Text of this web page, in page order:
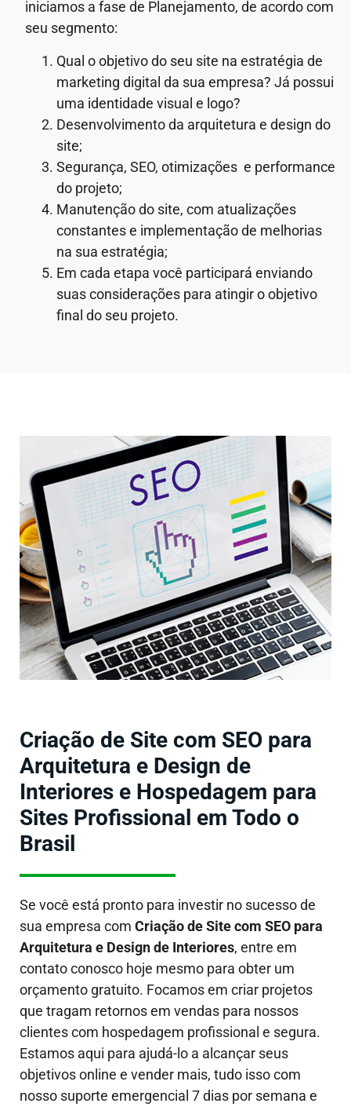
iniciamos a fase de Planejamento, de acordo com
seu segmento:
Qual o objetivo do seu site na estratégia de
marketing digital da sua empresa? Já possui
uma identidade visual e logo?
Desenvolvimento da arquitetura e design do
site;
Segurança, SEO, otimizações e performance
do projeto;
Manutenção do site, com atualizações
constantes e implementação de melhorias
na sua estratégia;
Em cada etapa você participará enviando
suas considerações para atingir o objetivo
final do seu projeto.
Criação de Site com SEO para
Arquitetura e Design de
Interiores e Hospedagem para
Sites Profissional em Todo o
Brasil
Se você está pronto para investir no sucesso de
sua empresa com Criação de Site com SEO para
Arquitetura e Design de Interiores, entre em
contato conosco hoje mesmo para obter um
orçamento gratuito. Focamos em criar projetos
que tragam retornos em vendas para nossos
clientes com hospedagem profissional e segura.
Estamos aqui para ajudá-lo a alcançar seus
objetivos online e vender mais, tudo isso com
nosso suporte emergencial 7 dias por semana e